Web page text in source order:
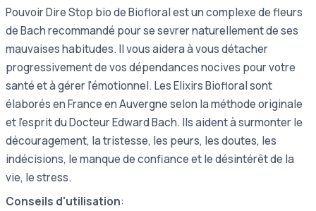
Pouvoir Dire Stop bio de Biofloral est un complexe de fleurs
de Bach recommandé pour se sevrer naturellement de ses
mauvaises habitudes. Il vous aidera à vous détacher
progressivement de vos dépendances nocives pour votre
santé et à gérer l'émotionnel. Les Elixirs Biofloral sont
élaborés en France en Auvergne selon la méthode originale
et l'esprit du Docteur Edward Bach. Ils aident à surmonter le
découragement, la tristesse, les peurs, les doutes, les
indécisions, le manque de confiance et le désintérêt de la
vie, le stress.
Conseils d'utilisation: